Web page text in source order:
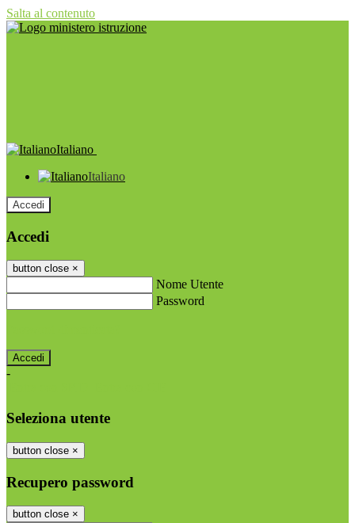
Salta al contenuto
Italiano
Italiano
Accedi
Accedi
button close ×
Nome Utente
Password
-
Seleziona utente
button close ×
Recupero password
button close ×